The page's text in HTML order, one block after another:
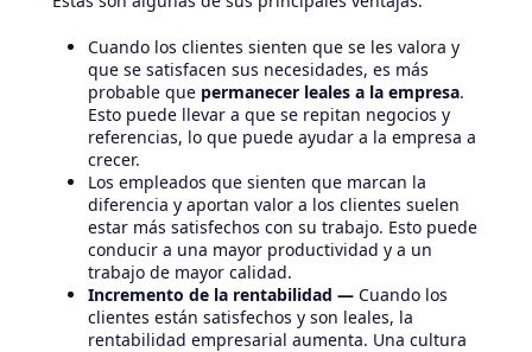
Cuando los clientes sienten que se les valora y
que se satisfacen sus necesidades, es más
probable que permanecer leales a la empresa.
Esto puede llevar a que se repitan negocios y
referencias, lo que puede ayudar a la empresa a
crecer.
Los empleados que sienten que marcan la
diferencia y aportan valor a los clientes suelen
estar más satisfechos con su trabajo. Esto puede
conducir a una mayor productividad y a un
trabajo de mayor calidad.
Incremento de la rentabilidad — Cuando los
clientes están satisfechos y son leales, la
rentabilidad empresarial aumenta. Una cultura